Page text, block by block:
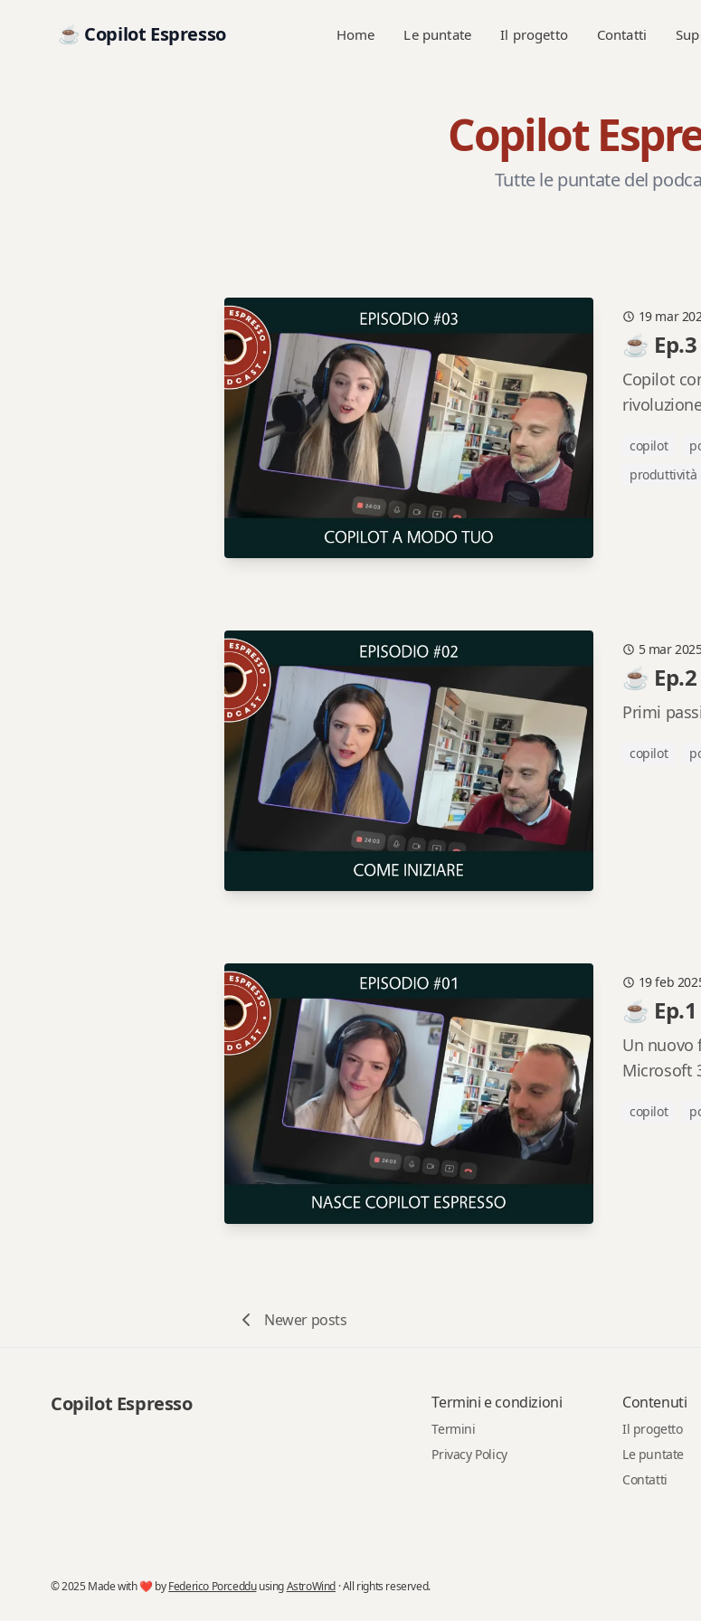
☕ Copilot Espresso Home Le puntate Il progetto Contatti
Copilot
Tutte le puntate del
19 mar
☕
Copilot
copilot
produttività
5 mar
☕
Primi
copilot
19 feb
☕
Un nuovo
Microsoft
copilot
Newer posts
Copilot Espresso Termini e condizioni
Termini
Privacy Policy
Contenuti
Il progetto
Le puntate
Contatti
© 2025 Made with ❤️ byFederico PorcedduusingAstroWind · All rights reserved.